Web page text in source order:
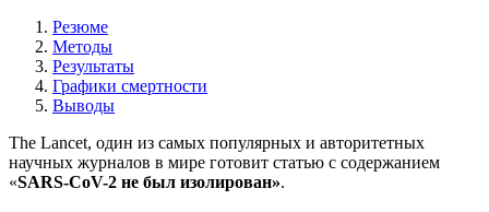
Резюме
Методы
Результаты
Графики смертности
Выводы
The Lancet, один из самых популярных и авторитетных
научных журналов в мире готовит статью с содержанием
«SARS-CoV-2 не был изолирован».